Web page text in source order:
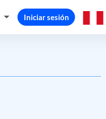
Iniciar sesión